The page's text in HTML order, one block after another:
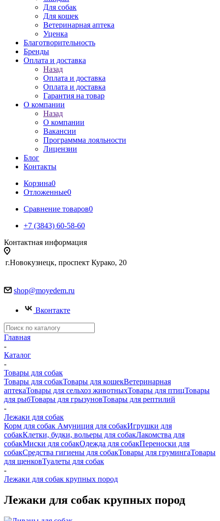
Для собак
Для кошек
Ветеринарная аптека
Уценка
Благотворительность
Бренды
Оплата и доставка
Назад
Оплата и доставка
Оплата и доставка
Гарантия на товар
О компании
Назад
О компании
Вакансии
Программма лояльности
Лицензии
Блог
Контакты
Корзина0
Отложенные0
Сравнение товаров0
+7 (3843) 60-58-60
Контактная информация
г.Новокузнецк, проспект Курако, 20
shop@moyedem.ru
Вконтакте
Главная
-
Каталог
-
Товары для собак
Товары для собакТовары для кошекВетеринарная
аптекаТовары для сельхоз животныхТовары для птицТовары
для рыбТовары для грызуновТовары для рептилий
-
Лежаки для собак
Корм для собак Амуниция для собакИгрушки для
собакКлетки, будки, вольеры для собакЛакомства для
собакМиски для собакОдежда для собакПереноски для
собакСредства гигиены для собакТовары для грумингаТовары
для щенковТуалеты для собак
-
Лежаки для собак крупных пород
Лежаки для собак крупных пород